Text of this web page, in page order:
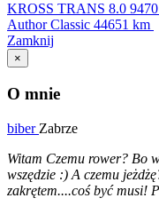
KROSS TRANS 8.0
Author Classic 44651 km
Zamknij
×
O mnie
biber Zabrze
Witam Czemu rower? Bo
wszędzie :) A czemu
zakrętem....coś być musi!